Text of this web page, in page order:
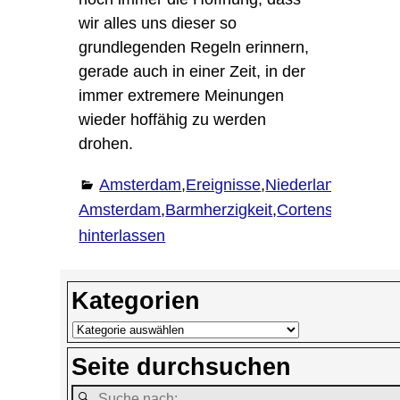
wir alles uns dieser so
grundlegenden Regeln erinnern,
gerade auch in einer Zeit, in der
immer extremere Meinungen
wieder hoffähig zu werden
drohen.
Amsterdam,Ereignisse,Niederlande
Amsterdam,Barmherzigkeit,Cortenstahl
hinterlassen
Kategorien
Seite durchsuchen